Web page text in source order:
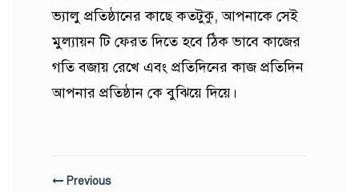
ভ্যালু প্রতিষ্ঠানের কাছে কতটুকু, আপনাকে সেই
মুল্যায়ন টি ফেরত দিতে হবে ঠিক ভাবে কাজের
গতি বজায় রেখে এবং প্রতিদিনের কাজ প্রতিদিন
আপনার প্রতিষ্ঠান কে বুঝিয়ে দিয়ে।
Previous